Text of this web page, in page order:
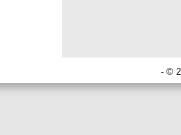
- ©